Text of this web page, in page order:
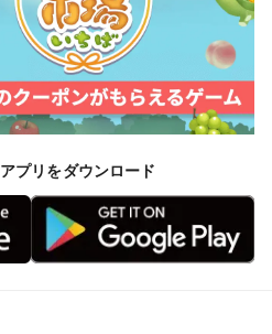
プリをダウンロード